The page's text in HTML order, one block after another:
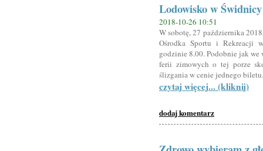
Lodowisko w Świdnicy
2018-10-26 10:51
W sobotę, 27 października
Ośrodka Sportu i Rekreacji
godzinie 8.00. Podobnie jak we
ferii zimowych o tej porze
ślizgania w cenie jednego biletu.
czytaj więcej... (kliknij)
dodaj komentarz